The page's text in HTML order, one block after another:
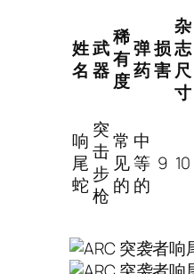
姓
名
武
器
稀
有
度
弹
药
损
害
杂
志
尺
寸
响
尾
蛇
突
击
步
枪
常
见
的
中
等
的
9 10